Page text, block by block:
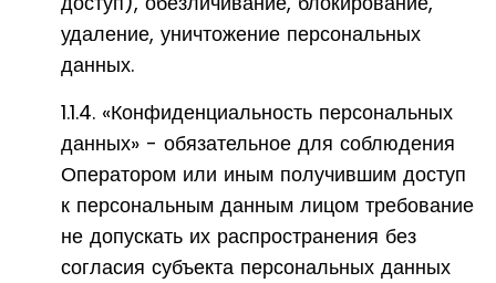
удаление, уничтожение персональных
данных.
1.1.4. «Конфиденциальность персональных
данных» - обязательное для соблюдения
Оператором или иным получившим доступ
к персональным данным лицом требование
не допускать их распространения без
согласия субъекта персональных данных